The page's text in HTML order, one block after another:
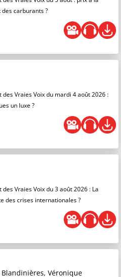
carburants ?
Vraies Voix du mardi 4 août 2026 :
un luxe ?
Vraies Voix du 3 août 2026 : La
des crises internationales ?
Véronique